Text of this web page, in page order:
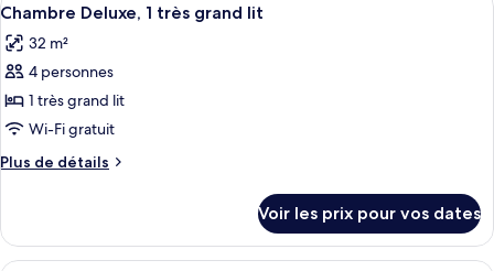
Deluxe
Room
de
Club
Deluxe
toutes
les
photos
pour
ce
type
de
Chambre
Deluxe,
6
Chambre Deluxe, 1 très grand lit
32 m²
4 personnes
1 très grand lit
Wi-Fi gratuit
Plus de détails
Plus
le
type
Voir les prix pour vos dates